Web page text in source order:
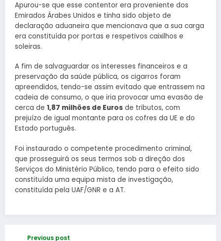
Apurou-se que esse contentor era proveniente dos
Emirados Árabes Unidos e tinha sido objeto de
declaração aduaneira que mencionava que a sua carga
era constituída por portas e respetivos caixilhos e
soleiras.
A fim de salvaguardar os interesses financeiros e a
preservação da saúde pública, os cigarros foram
apreendidos, tendo-se assim evitado que entrassem na
cadeia de consumo, o que iria provocar uma evasão de
cerca de 1,87 milhões de Euros de tributos, com
prejuízo de igual montante para os cofres da UE e do
Estado português.
Foi instaurado o competente procedimento criminal,
que prosseguirá os seus termos sob a direção dos
Serviços do Ministério Público, tendo para o efeito sido
constituída uma equipa mista de investigação,
constituída pela UAF/GNR e a AT.
Previous post